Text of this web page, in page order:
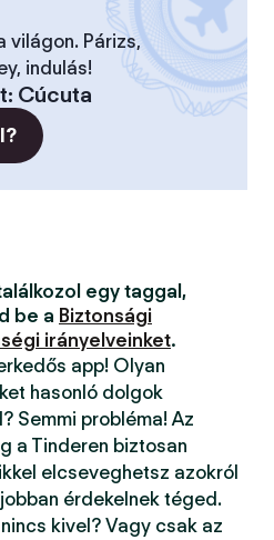
világon. Párizs,
indulás!
: Cúcuta
egy taggal,
be a Biztonsági
irányelveinket.
app! Olyan
hasonló dolgok
Semmi probléma! Az
a Tinderen biztosan
elcseveghetsz azokról
érdekelnek téged.
kivel? Vagy csak az